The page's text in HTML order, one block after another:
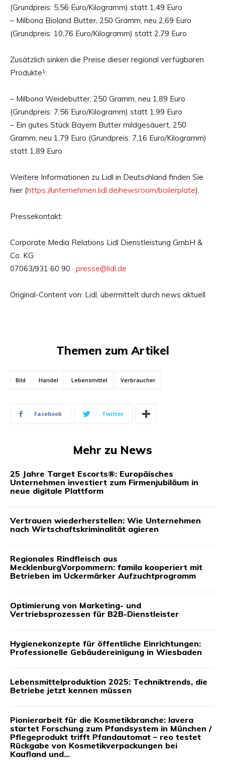
(Grundpreis: 5,56 Euro/Kilogramm) statt 1,49 Euro
– Milbona Bioland Butter, 250 Gramm, neu 2,69 Euro
(Grundpreis: 10,76 Euro/Kilogramm) statt 2,79 Euro
Zusätzlich sinken die Preise dieser regional verfügbaren
Produkte¹:
– Milbona Weidebutter, 250 Gramm, neu 1,89 Euro
(Grundpreis: 7,56 Euro/Kilogramm) statt 1,99 Euro
– Ein gutes Stück Bayern Butter mildgesäuert, 250
Gramm, neu 1,79 Euro (Grundpreis: 7,16 Euro/Kilogramm)
statt 1,89 Euro
Weitere Informationen zu Lidl in Deutschland finden Sie
hier (https://unternehmen.lidl.de/newsroom/boilerplate).
Pressekontakt:
Corporate Media Relations Lidl Dienstleistung GmbH &
Co. KG
07063/931 60 90 · presse@lidl.de
Original-Content von: Lidl, übermittelt durch news aktuell
Themen zum Artikel
Bild Handel Lebensmittel Verbraucher
Facebook Twitter
Mehr zu News
25 Jahre Target Escorts®: Europäisches
Unternehmen investiert zum Firmenjubiläum in
neue digitale Plattform
Vertrauen wiederherstellen: Wie Unternehmen
nach Wirtschaftskriminalität agieren
Regionales Rindfleisch aus
MecklenburgVorpommern: famila kooperiert mit
Betrieben im Uckermärker Aufzuchtprogramm
Optimierung von Marketing- und
Vertriebsprozessen für B2B-Dienstleister
Hygienekonzepte für öffentliche Einrichtungen:
Professionelle Gebäudereinigung in Wiesbaden
Lebensmittelproduktion 2025: Techniktrends, die
Betriebe jetzt kennen müssen
Pionierarbeit für die Kosmetikbranche: lavera
startet Forschung zum Pfandsystem in München /
Pflegeprodukt trifft Pfandautomat – reo testet
Rückgabe von Kosmetikverpackungen bei
Kaufland und...